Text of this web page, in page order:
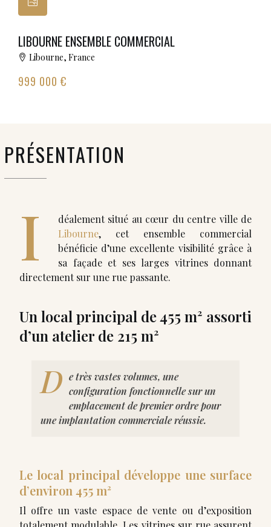
LIBOURNE ENSEMBLE COMMERCIAL
Libourne, France
999 000 €
PRÉSENTATION
I
déalement situé au cœur du centre ville de
Libourne, cet ensemble commercial
bénéficie d’une excellente visibilité grâce à
sa façade et ses larges vitrines donnant
directement sur une rue passante.
Un local principal de 455 m² assorti
d’un atelier de 215 m²
D e très vastes volumes, une
configuration fonctionnelle sur un
emplacement de premier ordre pour
une implantation commerciale réussie.
Le local principal développe une surface
d’environ 455 m²
Il offre un vaste espace de vente ou d’exposition